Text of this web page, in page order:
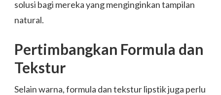
solusi bagi mereka yang menginginkan tampilan
natural.
Pertimbangkan Formula dan
Tekstur
Selain warna, formula dan tekstur lipstik juga perlu